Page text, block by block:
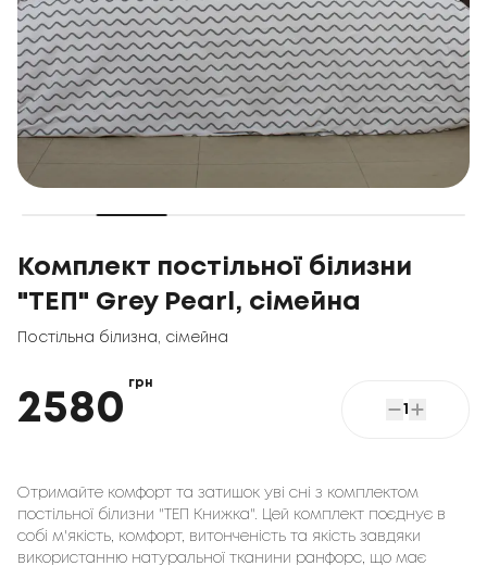
Комплект постільної білизни
"ТЕП" Grey Pearl, сімейна
Постільна білизна сімейна
2580
грн
1
Отримайте комфорт та затишок уві сні з комплектом
постільної білизни "ТЕП Книжка". Цей комплект поєднує в
собі м'якість, комфорт, витонченість та якість завдяки
використанню натуральної тканини ранфорс, що має